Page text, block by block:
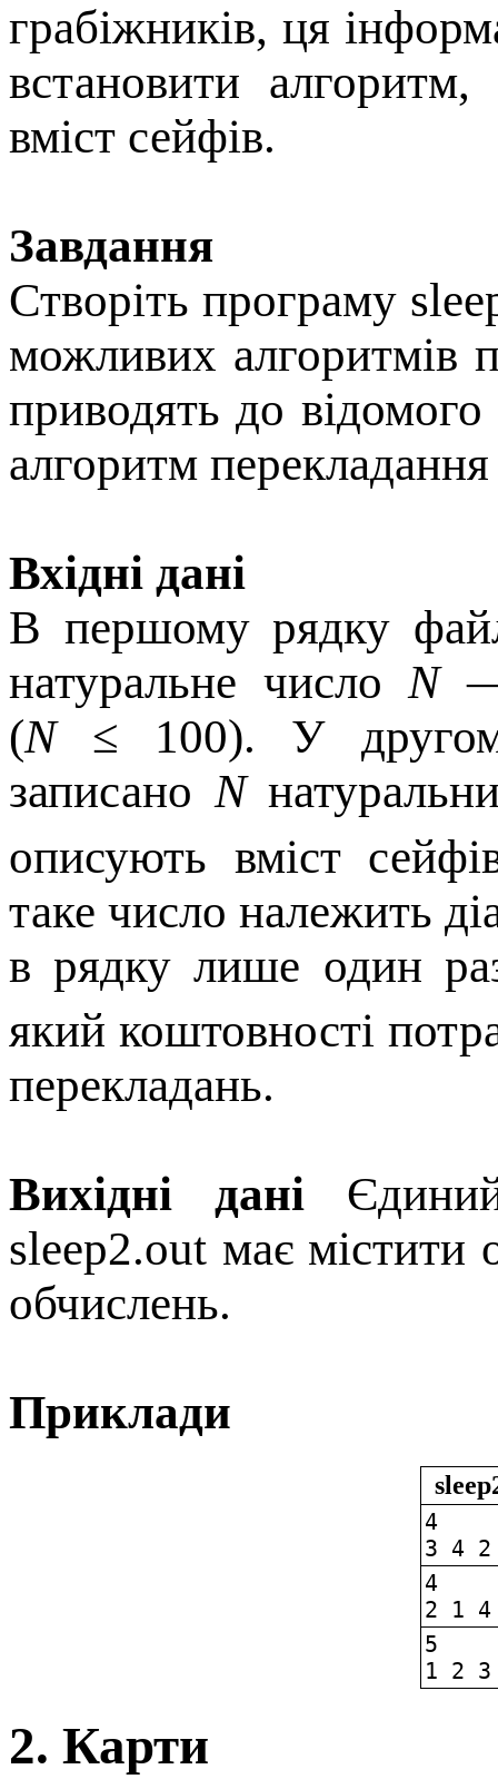
грабіжників, ця
встановити
вміст сейфів.
Завдання
Створіть програму
можливих алгоритмів
приводять до
алгоритм
Вхідні дані
В першому рядку
натуральне числоN—
(N≤ 100). У
записано N
описують вміст
таке число належить
в рядку лише один
який коштовності
перекладань.
Вихідні дані
sleep2.out має містити
обчислень.
Приклади
4
3 4 2
4
2 1 4
5
1 2
2. Карти